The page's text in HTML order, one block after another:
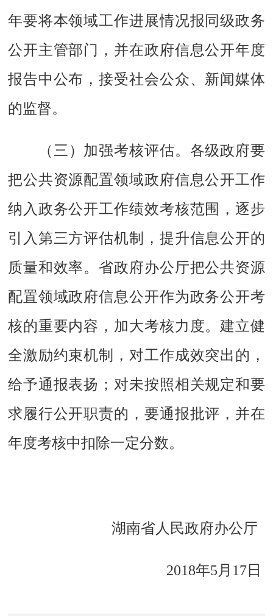
年要将本领域工作进展情况报同级政务
公开主管部门，并在政府信息公开年度
报告中公布，接受社会公众、新闻媒体
的监督。
（三）加强考核评估。 各级政府要
把公共资源配置领域政府信息公开工作
纳入政务公开工作绩效考核范围，逐步
引入第三方评估机制，提升信息公开的
质量和效率。省政府办公厅把公共资源
配置领域政府信息公开作为政务公开考
核的重要内容，加大考核力度。建立健
全激励约束机制，对工作成效突出的，
给予通报表扬；对未按照相关规定和要
求履行公开职责的，要通报批评，并在
年度考核中扣除一定分数。
湖南省人民政府办公厅
2018年5月17日